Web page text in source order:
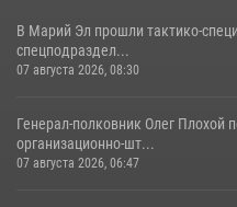
В Марий Эл прошли тактико-
спецподраздел...
07 августа 2026, 08:30
Генерал-полковник Олег Плохой
организационно-шт...
07 августа 2026, 06:47